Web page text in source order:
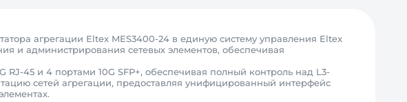
агрегации Eltex MES3400-24 в единую систему управления Eltex
и администрирования сетевых элементов, обеспечивая
RJ-45 и 4 портами 10G SFP+, обеспечивая полный контроль над L3-
сетей агрегации, предоставляя унифицированный интерфейс